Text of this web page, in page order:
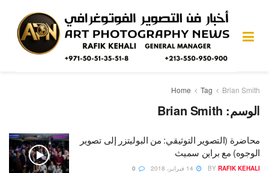
Home Tag Brian Smith
الوسم: Brian Smith
محاضرة (التصوير التوثيقي: من البوليتزر إلى تصوير
الوجوه) مع براين سميث
BY RAFIK KEHALI